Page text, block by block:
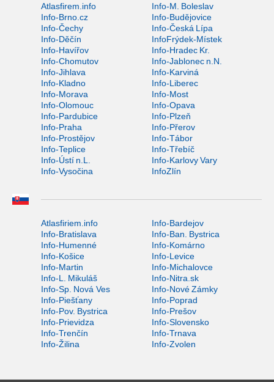
Atlasfirem.info
Info-M. Boleslav
Info-Brno.cz
Info-Budějovice
Info-Čechy
Info-Česká Lípa
Info-Děčín
InfoFrýdek-Místek
Info-Havířov
Info-Hradec Kr.
Info-Chomutov
Info-Jablonec n.N.
Info-Jihlava
Info-Karviná
Info-Kladno
Info-Liberec
Info-Morava
Info-Most
Info-Olomouc
Info-Opava
Info-Pardubice
Info-Plzeň
Info-Praha
Info-Přerov
Info-Prostějov
Info-Tábor
Info-Teplice
Info-Třebíč
Info-Ústí n.L.
Info-Karlovy Vary
Info-Vysočina
InfoZlín
Atlasfiriem.info
Info-Bardejov
Info-Bratislava
Info-Ban. Bystrica
Info-Humenné
Info-Komárno
Info-Košice
Info-Levice
Info-Martin
Info-Michalovce
Info-L. Mikuláš
Info-Nitra.sk
Info-Sp. Nová Ves
Info-Nové Zámky
Info-Piešťany
Info-Poprad
Info-Pov. Bystrica
Info-Prešov
Info-Prievidza
Info-Slovensko
Info-Trenčín
Info-Trnava
Info-Žilina
Info-Zvolen